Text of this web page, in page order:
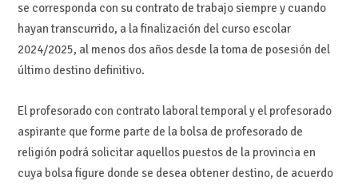
se corresponda con su contrato de trabajo siempre y cuando
hayan transcurrido, a la finalización del curso escolar
2024/2025, al menos dos años desde la toma de posesión del
último destino definitivo.
El profesorado con contrato laboral temporal y el profesorado
aspirante que forme parte de la bolsa de profesorado de
religión podrá solicitar aquellos puestos de la provincia en
cuya bolsa figure donde se desea obtener destino, de acuerdo